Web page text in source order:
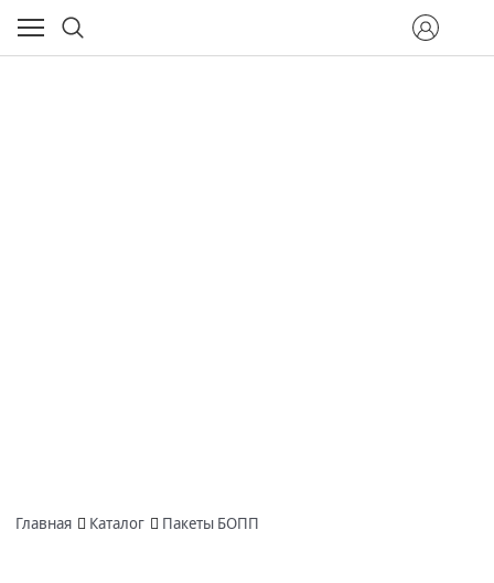
Главная Каталог Пакеты БОПП